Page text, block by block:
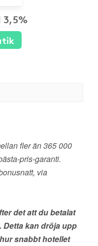
3,5%
fler än 365 000
pris-garanti.
via
det att du betalat
kan dröja upp
snabbt hotellet